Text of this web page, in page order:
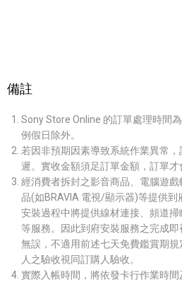
備註
Sony Store Online 的訂單處理時間
例假日除外。
若因非預期因素導致系統作業異常
遲。實收金額須足訂單金額，訂單才
經消費者拆封之影音商品、電腦遊
品(如BRAVIA 電視/顯示器)等提供
安裝過程中將提供線材連接、頻道
等服務。因此到府安裝服務之完成
無誤，不適用前述七天免費鑑賞期
人之驗收視同訂購人驗收。
實際入帳時間，將依發卡行作業時